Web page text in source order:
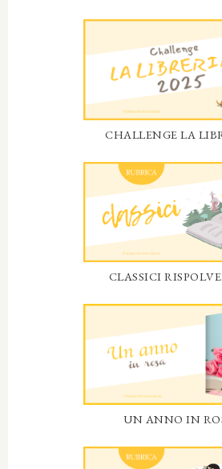
CHALLENGE LA
CLASSICI
UN ANNO IN